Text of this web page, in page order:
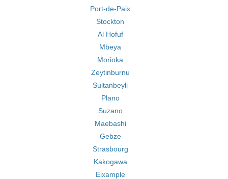
Port-de-Paix
Stockton
Al Hofuf
Mbeya
Morioka
Zeytinburnu
Sultanbeyli
Plano
Suzano
Maebashi
Gebze
Strasbourg
Kakogawa
Eixample